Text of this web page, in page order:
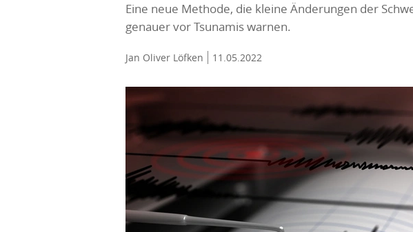
Eine neue Methode, die kleine Änderungen der
genauer vor Tsunamis warnen.
Jan Oliver Löfken 11.05.2022